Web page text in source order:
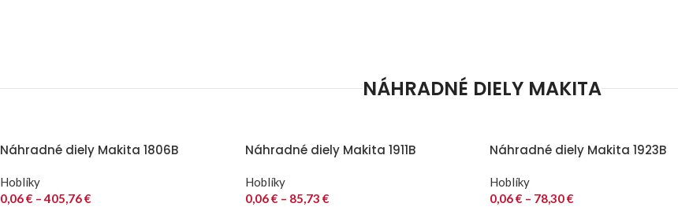
NÁHRADNÉ DIELY MAKITA
Náhradné diely Makita 1806B
Hoblíky
0,06€ – 405,76€
Náhradné diely Makita 1911B
Hoblíky
0,06€ – 85,73 €
Náhradné diely Makita 1923B
Hoblíky
0,06€ – 78,30€